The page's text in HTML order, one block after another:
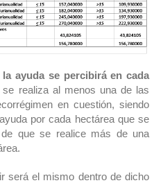
la ayuda se percibirá en cada
realiza al menos una de las
en cuestión, siendo
por cada hectárea que se
de que se realice más de una
será el mismo dentro de dicho